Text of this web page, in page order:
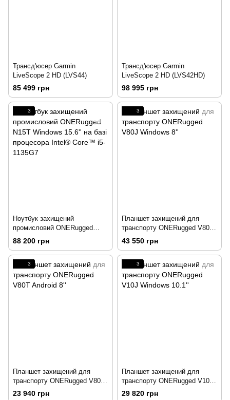
Трансд'юсер Garmin
LiveScope 2 HD (LVS44)
85 499 грн
Трансд'юсер Garmin
LiveScope 2 HD (LVS42HD)
98 995 грн
3
Ноутбук захищений
промисловий ONERugged
N15T Windows 15.6'' на базі
процесора Intel® Core™ i5-
1135G7
88 200 грн
3
Планшет захищений для
транспорту ONERugged V80J
Windows 8''
43 550 грн
3
Планшет захищений для
транспорту ONERugged V80T
Android 8''
23 940 грн
3
Планшет захищений для
транспорту ONERugged V10J
Windows 10.1''
29 820 грн